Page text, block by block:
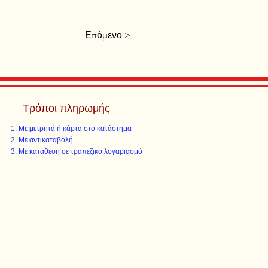
Επόμενο >
Τρόποι πληρωμής
Με μετρητά ή κάρτα στο κατάστημα
Με αντικαταβολή
Με κατάθεση σε τραπεζικό λογαριασμό